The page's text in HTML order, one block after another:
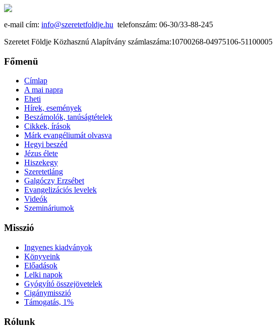
e-mail cím: info@szeretetfoldje.hu telefonszám: 06-30/33-88-245
Szeretet Földje Közhasznú Alapítvány számlaszáma:10700268-04975106-51100005
Főmenü
Címlap
A mai napra
Eheti
Hírek, események
Beszámolók, tanúságtételek
Cikkek, írások
Márk evangéliumát olvasva
Hegyi beszéd
Jézus élete
Hiszekegy
Szeretetláng
Galgóczy Erzsébet
Evangelizációs levelek
Videók
Szemináriumok
Misszió
Ingyenes kiadványok
Könyveink
Előadások
Lelki napok
Gyógyító összejövetelek
Cigánymisszió
Támogatás, 1%
Rólunk